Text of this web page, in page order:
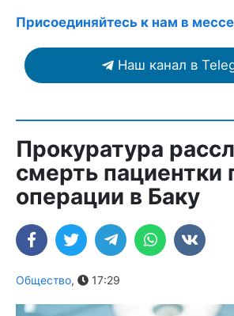
Присоединяйтесь к нам в
Наш канал в
Прокуратура
смерть пациентки
операции в Баку
Общество, 17:29